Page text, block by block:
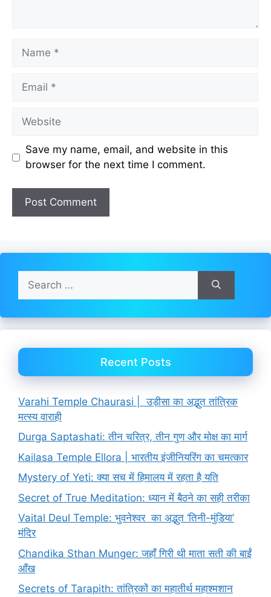
Name
Email
Website
Save my name, email, and website in this
browser for the next time I comment.
for:
Recent Posts
Varahi Temple Chaurasi | उड़ीसा का अद्भुत तांत्रिक
मत्स्य वाराही
Durga Saptashati: तीन चरित्र, तीन गुण और मोक्ष का मार्ग
Kailasa Temple Ellora | भारतीय इंजीनियरिंग का चमत्कार
Mystery of Yeti: क्या सच में हिमालय में रहता है यति
Secret of True Meditation: ध्यान में बैठने का सही तरीका
Vaital Deul Temple: भुवनेश्वर का अद्भुत ‘तिनी-मुंडिया’
मंदिर
Chandika Sthan Munger: जहाँ गिरी थी माता सती की बाईं
आँख
Secrets of Tarapith: तांत्रिकों का महातीर्थ महाश्मशान